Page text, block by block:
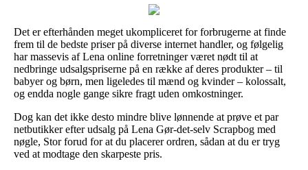
Det er efterhånden meget ukompliceret for forbrugerne at finde
frem til de bedste priser på diverse internet handler, og følgelig
har massevis af Lena online forretninger været nødt til at
nedbringe udsalgspriserne på en række af deres produkter – til
babyer og børn, men ligeledes til mænd og kvinder – kolossalt,
og endda nogle gange sikre fragt uden omkostninger.
Dog kan det ikke desto mindre blive lønnende at prøve et par
netbutikker efter udsalg på Lena Gør-det-selv Scrapbog med
nøgle, Stor forud for at du placerer ordren, sådan at du er tryg
ved at modtage den skarpeste pris.